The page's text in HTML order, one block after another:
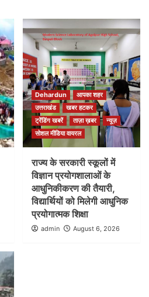
Dehardun
आपका शहर
उत्तराखंड
खबर हटकर
ट्रेंडिंग खबरें
ताज़ा ख़बर
न्यूज़
सोशल मीडिया वायरल
राज्य के सरकारी स्कूलों में
विज्ञान प्रयोगशालाओं के
आधुनिकीकरण की तैयारी,
विद्यार्थियों को मिलेगी आधुनिक
प्रयोगात्मक शिक्षा
admin August 6, 2026